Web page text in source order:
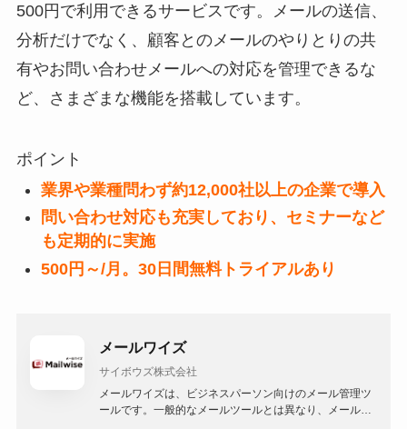
500円で利用できるサービスです。メールの送信、
分析だけでなく、顧客とのメールのやりとりの共
有やお問い合わせメールへの対応を管理できるな
ど、さまざまな機能を搭載しています。
ポイント
業界や業種問わず約12,000社以上の企業で導入
問い合わせ対応も充実しており、セミナーなど
も定期的に実施
500円～/月。30日間無料トライアルあり
メールワイズ
サイボウズ株式会社
メールワイズは、ビジネスパーソン向けのメール管理ツ
ールです。一般的なメールツールとは異なり、メールワ